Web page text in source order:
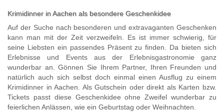
Krimidinner in Aachen als besondere Geschenkidee
Auf der Suche nach besonderen und extravaganten Geschenken
kann man mit der Zeit verzweifeln. Es ist immer schwierig, für
seine Liebsten ein passendes Präsent zu finden. Da bieten sich
Erlebnisse und Events aus der Erlebnisgastronomie ganz
wunderbar an. Gönnen Sie Ihrem Partner, Ihren Freunden und
natürlich auch sich selbst doch einmal einen Ausflug zu einem
Krimidinner in Aachen. Als Gutschein oder direkt als Karten bzw.
Tickets passt diese Geschenkidee ohne Zweifel wunderbar zu
feierlichen Anlässen, wie ein Geburtstag oder Weihnachten.